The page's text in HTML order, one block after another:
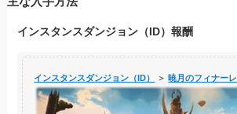
インスタンスダンジョン（ID）報酬
インスタンスダンジョン（ID） ＞暁月のフィナーレ